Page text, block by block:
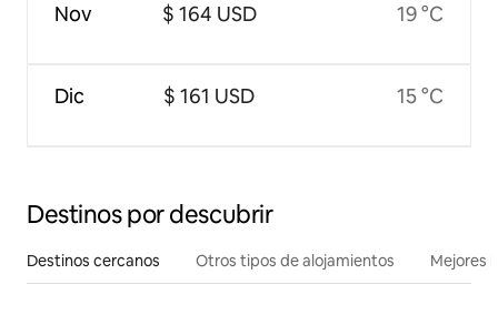
Nov
Dic
$ 164 USD
$ 161 USD
19 °C
15 °C
Destinos por descubrir
Destinos cercanos Otros tipos de alojamientos Mejores